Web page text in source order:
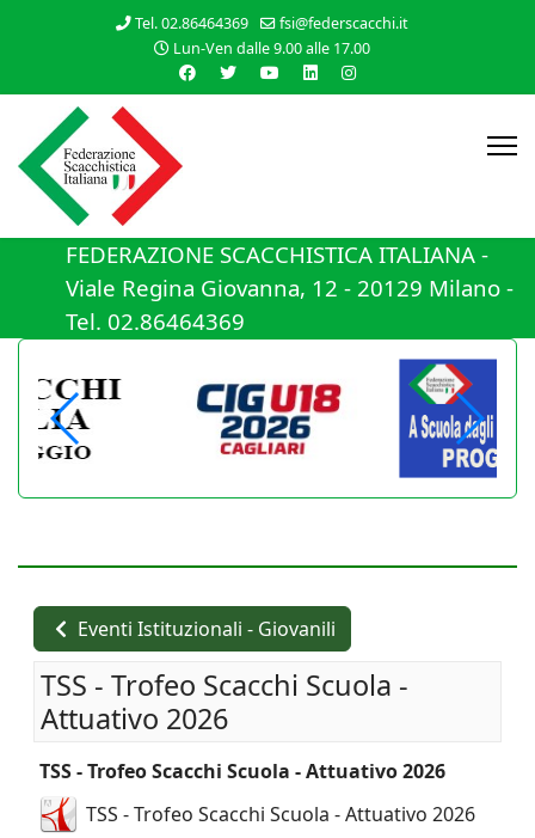
Tel. 02.86464369
fsi@federscacchi.it
Lun-Ven dalle 9.00 alle 17.00
FEDERAZIONE SCACCHISTICA ITALIANA -
Viale Regina Giovanna, 12 - 20129 Milano -
Tel. 02.86464369
Eventi Istituzionali - Giovanili
TSS - Trofeo Scacchi Scuola -
Attuativo 2026
TSS - Trofeo Scacchi Scuola - Attuativo 2026
TSS - Trofeo Scacchi Scuola - Attuativo 2026